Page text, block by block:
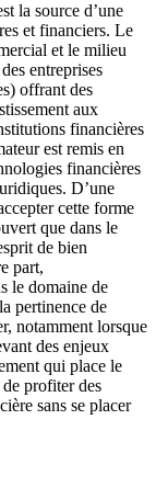
la source d’une
et financiers. Le
et le milieu
entreprises
offrant des
aux
financières
est remis en
financières
D’une
cette forme
que dans le
de bien
part,
le domaine de
pertinence de
notamment lorsque
des enjeux
qui place le
profiter des
sans se placer